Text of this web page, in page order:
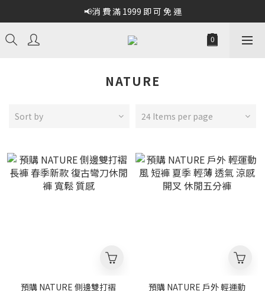
📢消 費 滿 1999 即 可 免 運
NATURE
Sort by 24 Items per page
預購 NATURE 側邊雙打褶
預購 NATURE 戶外 輕運動